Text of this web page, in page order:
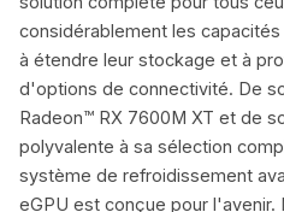
considérablement les capacités
à étendre leur stockage et à
d'options de connectivité. De
Radeon™ RX 7600M XT et de
polyvalente à sa sélection
système de refroidissement
eGPU est conçue pour l'avenir.